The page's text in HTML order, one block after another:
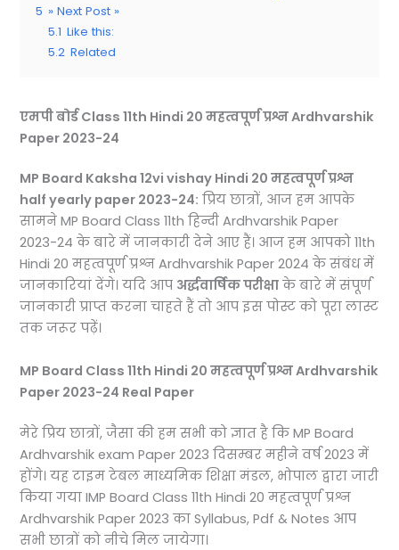
5 » Next Post »
5.1 Like this:
5.2 Related
एमपी बोर्डClass 11th Hindi 20 महत्वपूर्ण प्रश्न Ardhvarshik
Paper 2023-24
MP Board Kaksha 12vi vishay Hindi 20 महत्वपूर्ण प्रश्न
half yearly paper 2023-24: प्रिय छात्रों, आज हम आपके
सामने MP Board Class 11th हिन्दी Ardhvarshik Paper
2023-24 के बारे में जानकारी देने आए हैं। आज हम आपको 11th
Hindi 20 महत्वपूर्ण प्रश्न Ardhvarshik Paper 2024 के संबंध में
जानकारियां देंगे। यदि आप अर्द्धवार्षिक परीक्षा के बारे में संपूर्ण
जानकारी प्राप्त करना चाहते हैं तो आप इस पोस्ट को पूरा लास्ट
तक जरूर पढ़ें।
MP Board Class 11th Hindi 20 महत्वपूर्ण प्रश्न Ardhvarshik
Paper 2023-24 Real Paper
मेरे प्रिय छात्रों, जैसा की हम सभी को ज्ञात है कि MP Board
Ardhvarshik exam Paper 2023 दिसम्बर महीने वर्ष 2023 में
होंगे। यह टाइम टेबल माध्यमिक शिक्षा मंडल, भोपाल द्वारा जारी
किया गया IMP Board Class 11th Hindi 20 महत्वपूर्ण प्रश्न
Ardhvarshik Paper 2023 का Syllabus, Pdf & Notes आप
सभी छात्रों को नीचे मिल जायेगा।